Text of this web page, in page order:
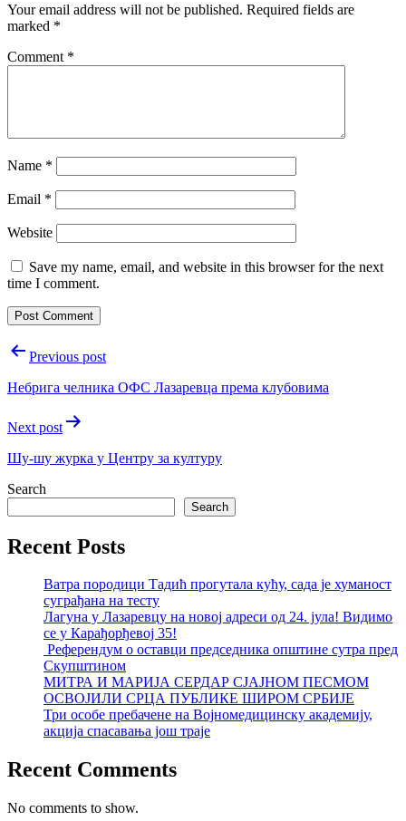
Your email address will not be published. Required fields are
marked *
Comment *
Name *
Email *
Website
Save my name, email, and website in this browser for the next
time I comment.
PostPrevious post
Небрига челника ОФС Лазаревца према клубовима
Next post
Шу-шу журка у Центру за културу
Search
Search
Recent Posts
Ватра породици Тадић прогутала кућу, сада је хуманост
суграђана на тесту
Лагуна у Лазаревцу на новој адреси од 24. јула! Видимо
се у Карађорђевој 35!
Референдум о оставци председника општине сутра пред
Скупштином
МИТРА И МАРИЈА СЕРДАР СЈАЈНОМ ПЕСМОМ
ОСВОЈИЛИ СРЦА ПУБЛИКЕ ШИРОМ СРБИЈЕ
Три особе пребачене на Војномедицинску академију,
акција спасавања још траје
Recent Comments
No comments to show.